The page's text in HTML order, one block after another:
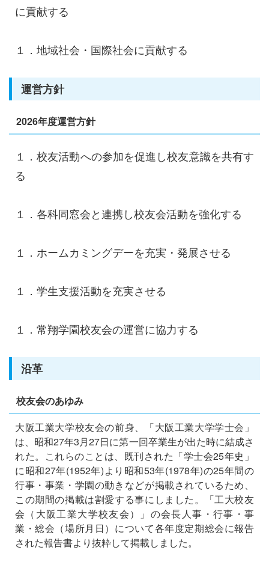
に貢献する
１．地域社会・国際社会に貢献する
運営方針
2026年度運営方針
１．校友活動への参加を促進し校友意識を共有す
る
１．各科同窓会と連携し校友会活動を強化する
１．ホームカミングデーを充実・発展させる
１．学生支援活動を充実させる
１．常翔学園校友会の運営に協力する
沿革
校友会のあゆみ
大阪工業大学校友会の前身、「大阪工業大学学士会」
は、昭和27年3月27日に第一回卒業生が出た時に結成さ
れた。これらのことは、既刊された「学士会25年史」
に昭和27年(1952年)より昭和53年(1978年)の25年間の
行事・事業・学園の動きなどが掲載されているため、
この期間の掲載は割愛する事にしました。「工大校友
会（大阪工業大学校友会）」の会長人事・行事・事
業・総会（場所月日）について各年度定期総会に報告
された報告書より抜粋して掲載しました。